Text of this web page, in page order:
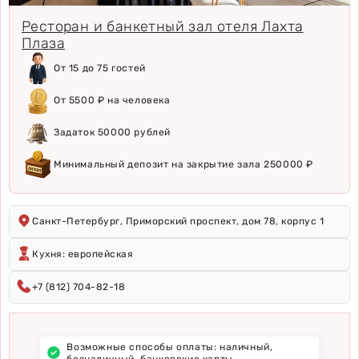
Ресторан и банкетный зал отеля Лахта
Плаза
От 15 до 75 гостей
От 5500 ₽ на человека
Задаток 50000 рублей
Минимальный депозит на закрытие зала 250000 ₽
Санкт-Петербург, Приморский проспект, дом 78, корпус 1
Кухня: европейская
+7 (812) 704-82-18
Возможные способы оплаты: наличный,